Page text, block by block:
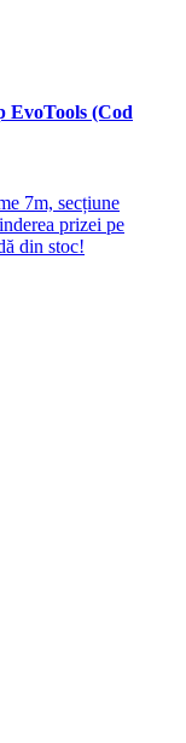
EvoTools (Cod
7m, secțiune
prizei pe
din stoc!